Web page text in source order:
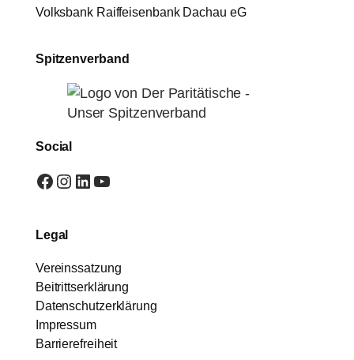
Volksbank Raiffeisenbank Dachau eG
Spitzenverband
Social
Facebook
Instagram
LinkedIn
YouTube
Legal
Vereinssatzung
Beitrittserklärung
Datenschutzerklärung
Impressum
Barrierefreiheit